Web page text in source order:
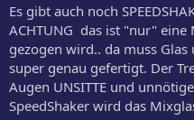
Es gibt auch noch
ACHTUNG das ist "nur" eine
gezogen wird.. da muss
super genau gefertigt. Der
Augen UNSITTE und
SpeedShaker wird das